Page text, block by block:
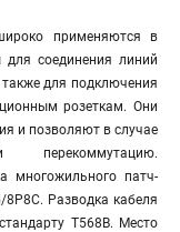
применяются в
соединения линий
для подключения
розеткам. Они
и позволяют в случае
перекоммутацию.
многожильного патч-
Разводка кабеля
T568B. Место